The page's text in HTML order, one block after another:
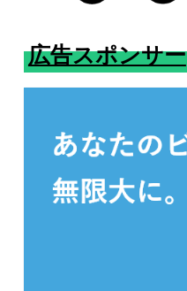
広告スポンサー